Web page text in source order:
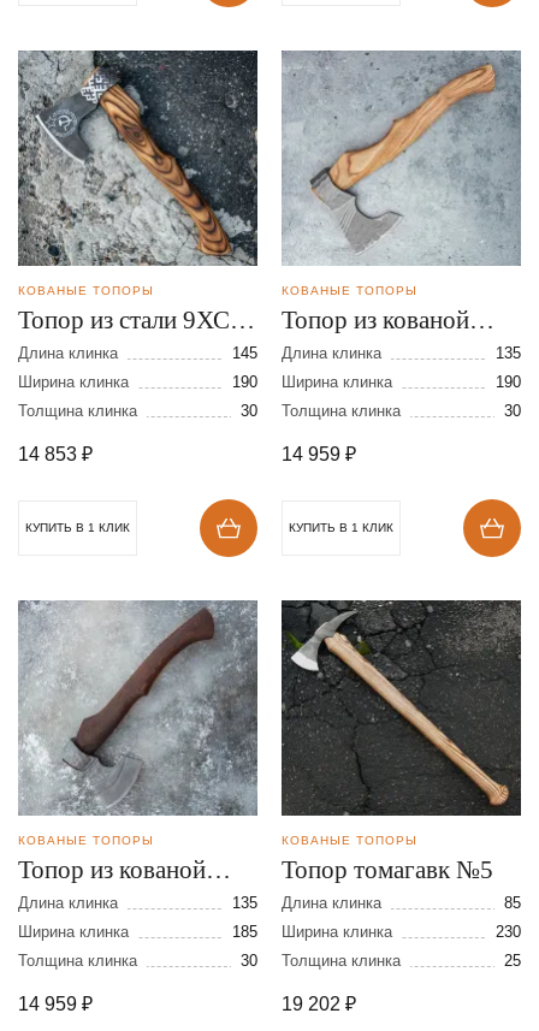
КОВАНЫЕ ТОПОРЫ
Топор из стали 9ХС с
художественным
оформлением
Длина клинка
145
Ширина клинка
190
Толщина клинка
30
14 853 ₽
КУПИТЬ В 1 КЛИК
КОВАНЫЕ ТОПОРЫ
Топор из кованой
стали 9ХС с Х/О
Длина клинка
135
Ширина клинка
190
Толщина клинка
30
14 959 ₽
КУПИТЬ В 1 КЛИК
КОВАНЫЕ ТОПОРЫ
Топор из кованой
стали 9ХС с Х/О
Длина клинка
135
Ширина клинка
185
Толщина клинка
30
14 959 ₽
КОВАНЫЕ ТОПОРЫ
Топор томагавк №5
Длина клинка
85
Ширина клинка
230
Толщина клинка
25
19 202 ₽